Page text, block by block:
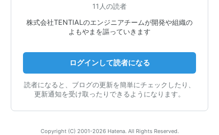
11人の読者
株式会社TENTIALのエンジニアチームが開発や組織の
よもやまを謳っていきます
ログインして読者になる
読者になると、ブログの更新を簡単にチェックしたり、
更新通知を受け取ったりできるようになります。
Copyright (C) 2001-2026 Hatena. All Rights Reserved.